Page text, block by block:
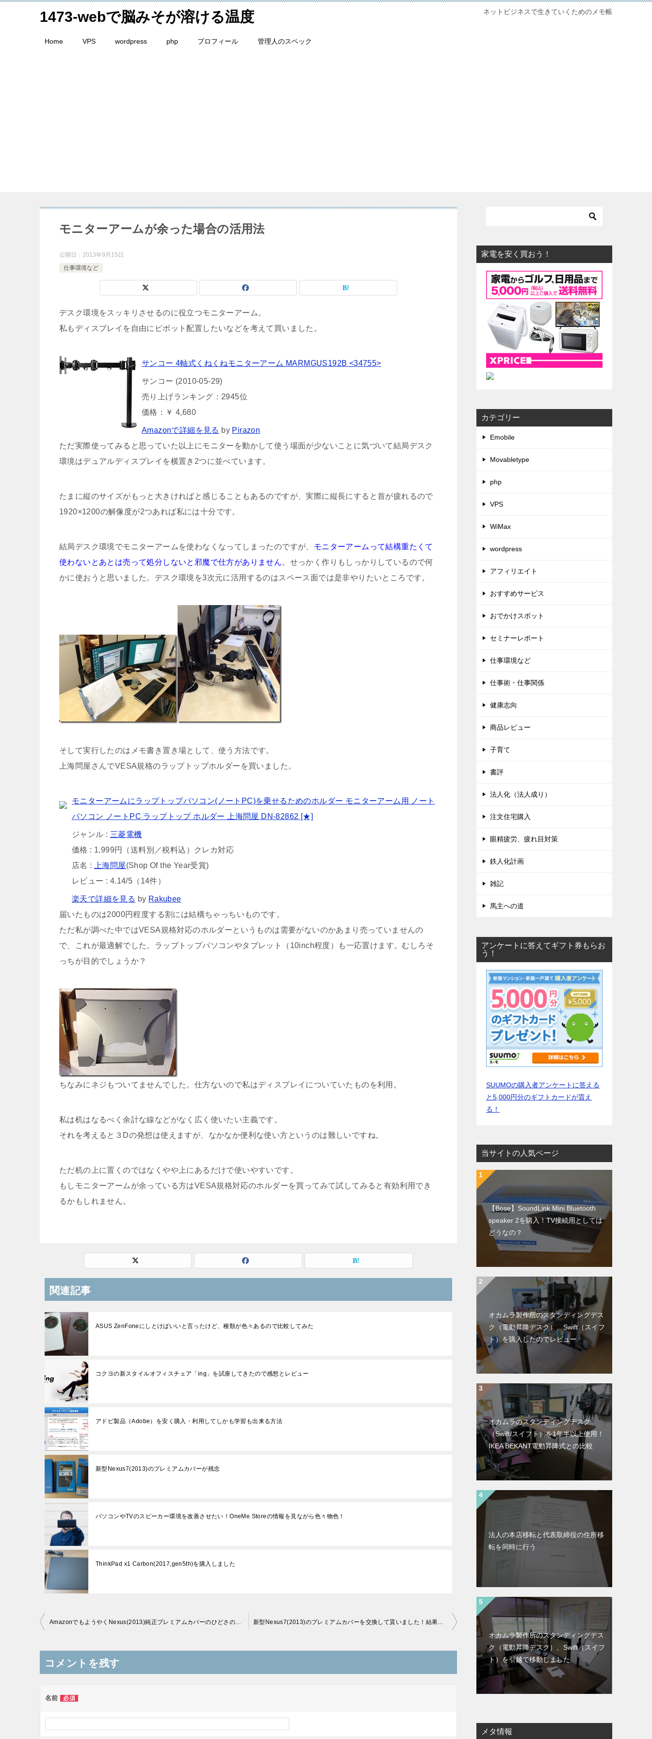
1473-webで脳みそが溶ける温度 ネットビジネスで生きていくためのメモ帳
Home VPS wordpress php プロフィール 管理人のスペック
モニターアームが余った場合の活用法
公開日： 2013年9月15日
仕事環境など
デスク環境をスッキリさせるのに役立つモニターアーム。
私もディスプレイを自由にピボット配置したいなどを考えて買いました。
サンコー 4軸式くねくねモニターアーム MARMGUS192B <34755>
サンコー (2010-05-29)
売り上げランキング：2945位
価格：￥ 4,680
Amazonで詳細を見る by Pirazon
ただ実際使ってみると思っていた以上にモニターを動かして使う場面が少ないことに気づいて結局デスク
環境はデュアルディスプレイを横置き2つに並べています。
たまに縦のサイズがもっと大きければと感じることもあるのですが、実際に縦長にすると首が疲れるので
1920×1200の解像度が2つあれば私には十分です。
結局デスク環境でモニターアームを使わなくなってしまったのですが、 モニターアームって結構重たくて
使わないとあとは売って処分しないと邪魔で仕方がありません。せっかく作りもしっかりしているので何
かに使おうと思いました。デスク環境を3次元に活用するのはスペース面では是非やりたいところです。
そして実行したのはメモ書き置き場として、使う方法です。
上海問屋さんでVESA規格のラップトップホルダーを買いました。
モニターアームにラップトップパソコン(ノートPC)を乗せるためのホルダー モニターアーム用 ノート
パソコン ノートPC ラップトップ ホルダー 上海問屋 DN-82862 [★]
ジャンル : 三菱電機
価格 : 1,999円（送料別／税料込）クレカ対応
店名 :
上海問屋(Shop Of the Year受賞)
レビュー : 4.14/5（14件）
楽天で詳細を見る by Rakubee
届いたものは2000円程度する割には結構ちゃっちいものです。
ただ私が調べた中ではVESA規格対応のホルダーというものは需要がないのかあまり売っていませんの
で、これが最適解でした。ラップトップパソコンやタブレット（10inch程度）も一応置けます。むしろそ
っちが目的でしょうか？
ちなみにネジもついてませんでした。仕方ないので私はディスプレイについていたものを利用。
私は机はなるべく余計な線などがなく広く使いたい主義です。
それを考えると３Dの発想は使えますが、なかなか便利な使い方というのは難しいですね。
ただ机の上に置くのではなくやや上にあるだけで使いやすいです。
もしモニターアームが余っている方はVESA規格対応のホルダーを買ってみて試してみると有効利用でき
るかもしれません。
関連記事
ASUS ZenFoneにしとけばいいと言ったけど、種類が色々あるので比較してみた
コクヨの新スタイルオフィスチェア「ing」を試座してきたので感想とレビュー
アドビ製品（Adobe）を安く購入・利用してしかも学習も出来る方法
新型Nexus7(2013)のプレミアムカバーが残念
パソコンやTVのスピーカー環境を改善させたい！OneMe Storeの情報を見ながら色々物色！
ThinkPad x1 Carbon(2017,gen5th)を購入しました
投
ナ
ビ
ー
ョ
AmazonでもようやくNexus(2013)純正プレミアムカバーのひどさの実態が出てきた 新型Nexus7(2013)のプレミアムカバーを交換して貰いました！結果→最高！
コメントを残す
名前 必須
家電を安く買おう！
カテゴリー
Emobile
Movabletype
php
VPS
WiMax
wordpress
アフィリエイト
おすすめサービス
おでかけスポット
セミナーレポート
仕事環境など
仕事術・仕事関係
健康志向
商品レビュー
子育て
書評
法人化（法人成り）
注文住宅購入
眼精疲労、疲れ目対策
鉄人化計画
雑記
馬主への道
アンケートに答えてギフト券もらお
う！
SUUMOの購入者アンケートに答える
と5,000円分のギフトカードが貰え
る！
当サイトの人気ページ
【Bose】SoundLink Mini Bluetooth
speaker 2を購入！TV接続用としては
どうなの？
オカムラ製作所のスタンディングデス
ク（電動昇降デスク）、Swift（スイフ
ト）を購入したのでレビュー
オカムラのスタンディングデスク
（Swift/スイフト）を1年半以上使用！
IKEA BEKANT電動昇降式との比較
法人の本店移転と代表取締役の住所移
転を同時に行う
オカムラ製作所のスタンディングデス
ク（電動昇降デスク）、Swift（スイフ
ト）を引越で移動しました
メタ情報